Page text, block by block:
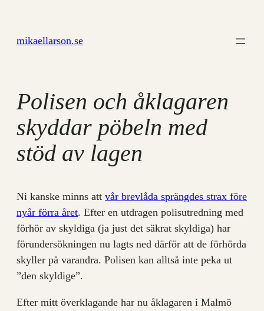
innehåll
mikaellarson.se
Polisen och åklagaren
skyddar pöbeln med
stöd av lagen
Ni kanske minns att vår brevlåda sprängdes strax före
nyår förra året. Efter en utdragen polisutredning med
förhör av skyldiga (ja just det säkrat skyldiga) har
förundersökningen nu lagts ned därför att de förhörda
skyller på varandra. Polisen kan alltså inte peka ut
”den skyldige”.
Efter mitt överklagande har nu åklagaren i Malmö